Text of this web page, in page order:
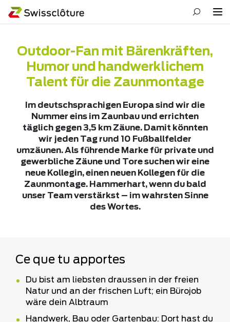
Outdoor-Fan mit Bärenkräften,
Humor und handwerklichem
Talent für die Zaunmontage
Im deutschsprachigen Europa sind wir die
Nummer eins im Zaunbau und errichten
täglich gegen 3,5 km Zäune. Damit könnten
wir jeden Tag rund 10 Fußballfelder
umzäunen. Als führende Marke für private und
gewerbliche Zäune und Tore suchen wir eine
neue Kollegin, einen neuen Kollegen für die
Zaunmontage. Hammerhart, wenn du bald
unser Team verstärkst – im wahrsten Sinne
des Wortes.
Ce que tu apportes
Du bist am liebsten draussen in der freien
Natur und an der frischen Luft; ein Bürojob
wäre dein Albtraum
Handwerk, Bau oder Gartenbau: Dort hast du